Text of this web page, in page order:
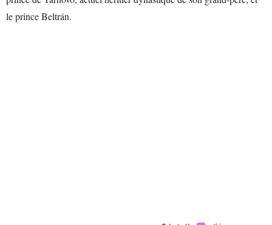
le prince Beltrán.